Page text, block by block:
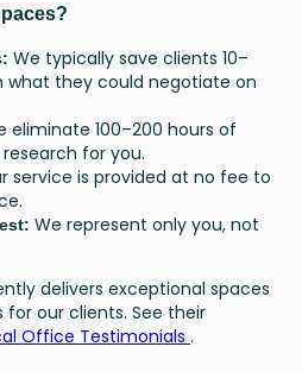
We typically save clients 10–
what they could negotiate on
eliminate 100–200 hours of
for you.
service is provided at no fee to
We represent only you, not
delivers exceptional spaces
our clients. See their
Office Testimonials .